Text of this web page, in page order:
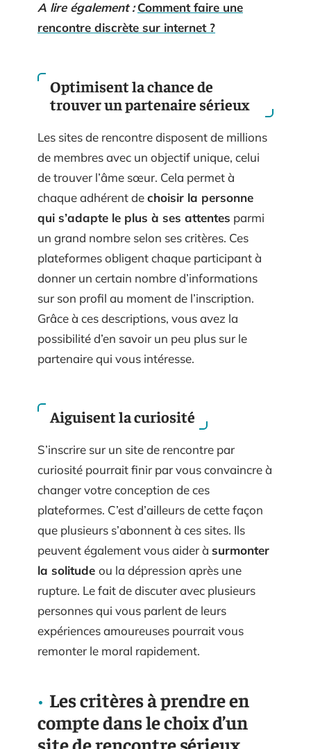
A lire également : Comment faire une
rencontre discrète sur internet ?
Optimisent la chance de
trouver un partenaire sérieux
Les sites de rencontre disposent de millions
de membres avec un objectif unique, celui
de trouver l’âme sœur. Cela permet à
chaque adhérent dechoisir la personne
qui s’adapte le plus à ses attentes parmi
un grand nombre selon ses critères. Ces
plateformes obligent chaque participant à
donner un certain nombre d’informations
sur son profil au moment de l’inscription.
Grâce à ces descriptions, vous avez la
possibilité d’en savoir un peu plus sur le
partenaire qui vous intéresse.
Aiguisent la curiosité
S’inscrire sur un site de rencontre par
curiosité pourrait finir par vous convaincre à
changer votre conception de ces
plateformes. C’est d’ailleurs de cette façon
que plusieurs s’abonnent à ces sites. Ils
peuvent également vous aider à surmonter
la solitude ou la dépression après une
rupture. Le fait de discuter avec plusieurs
personnes qui vous parlent de leurs
expériences amoureuses pourrait vous
remonter le moral rapidement.
Les critères à prendre en
compte dans le choix d’un